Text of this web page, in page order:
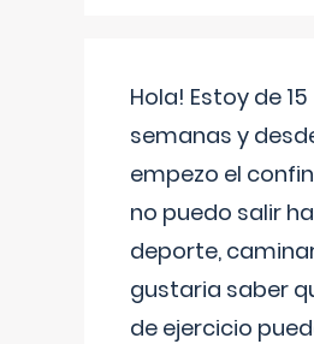
Hola! Estoy de 15
semanas y
empezo el
no puedo salir
deporte,
gustaria saber
de ejercicio